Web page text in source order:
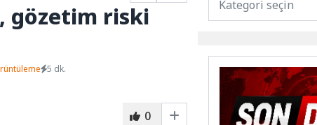
gözetim riski
5 dk.
0